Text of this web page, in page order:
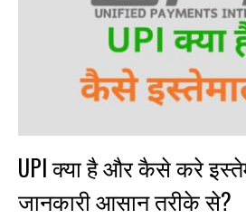
UPI क्या है और कैसे करे
जानकारी आसान तरीके से?